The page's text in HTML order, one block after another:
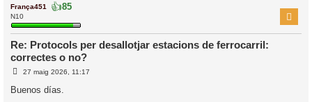
França451 👍85
N10
Re: Protocols per desallotjar estacions de ferrocarril:
correctes o no?
E
t
r
27 maig 2026, 11:17
Buenos días.